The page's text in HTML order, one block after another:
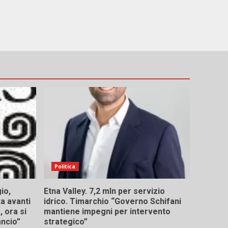
avanti
ora si
Politica
Etna Valley. 7,2 mln per servizio
idrico. Timarchio “Governo Schifani
mantiene impegni per intervento
strategico”